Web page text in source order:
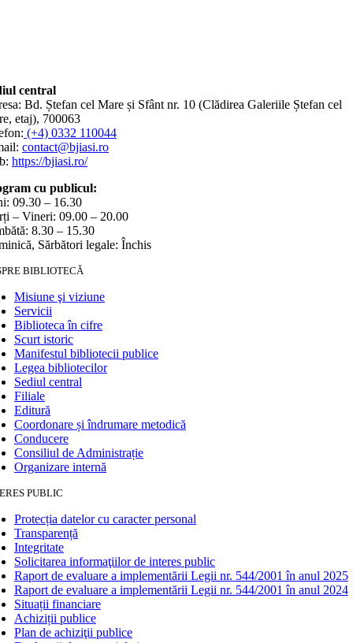
central
Bd. Ștefan cel Mare și Sfânt nr. 10 (Clădirea Galeriile Ștefan cel
etaj), 700063
(+4) 0332 110044
contact@bjiasi.ro
https://bjiasi.ro/
cu publicul:
09.30 – 16.30
– Vineri: 09.00 – 20.00
8.30 – 15.30
Sărbători legale: Închis
BIBLIOTECĂ
Misiune şi viziune
Servicii
Biblioteca în cifre
Scurt istoric
Manifestul bibliotecii publice
Legea bibliotecilor
Sediul central
Filiale
Editură
Coordonare și îndrumare metodică
Conducere
Consiliul de Administrație
Organizare internă
PUBLIC
Protecția datelor cu caracter personal
Transparență
Integritate
Solicitarea informaţiilor de interes public
Raport de evaluare a implementării Legii nr. 544/2001 în anul 2025
Raport de evaluare a implementării Legii nr. 544/2001 în anul 2024
Situații financiare
Achiziții publice
Plan de achiziţii publice